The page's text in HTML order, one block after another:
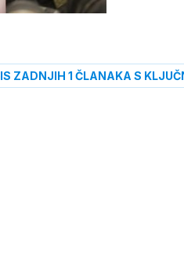
ZADNJIH 1 ČLANAKA S